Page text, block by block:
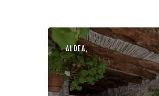
ALDEA,